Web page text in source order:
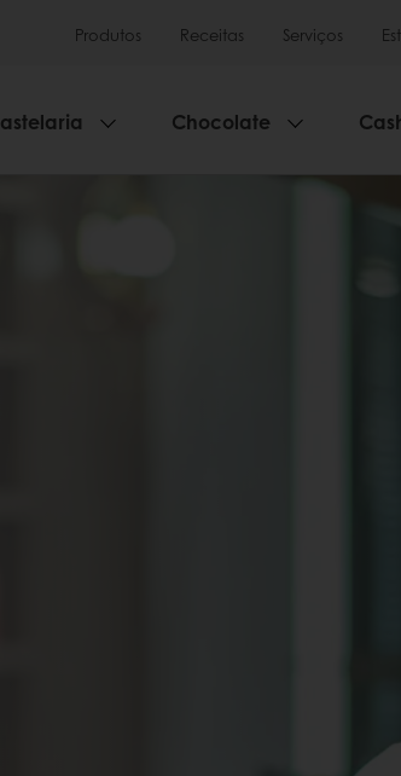
Produtos Receitas Serviços
Chocolate